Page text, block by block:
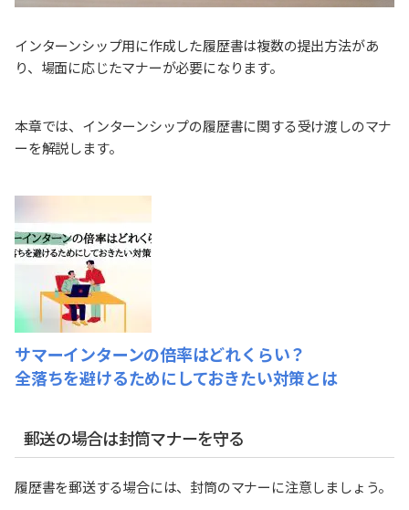
インターンシップ用に作成した履歴書は複数の提出方法があ
り、場面に応じたマナーが必要になります。
本章では、インターンシップの履歴書に関する受け渡しのマナ
ーを解説します。
サマーインターンの倍率はどれくらい？
全落ちを避けるためにしておきたい対策とは
郵送の場合は封筒マナーを守る
履歴書を郵送する場合には、封筒のマナーに注意しましょう。